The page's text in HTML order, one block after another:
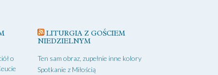
o
LITURGIA Z GOŚCIEM
NIEDZIELNYM
Ten sam obraz, zupełnie inne kolory
Spotkanie z Miłością